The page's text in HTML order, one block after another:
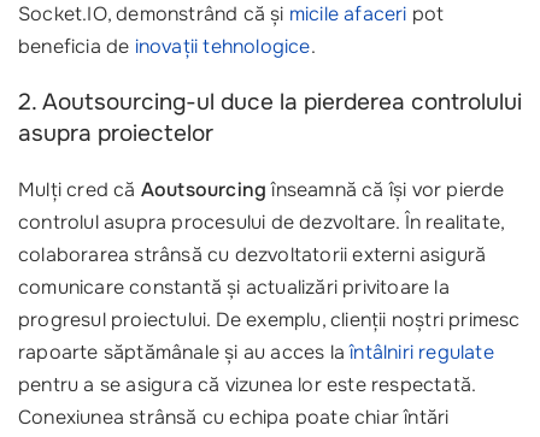
Socket.IO, demonstrând că și micile afaceri pot
beneficia de inovații tehnologice.
2. Aoutsourcing-ul duce la pierderea controlului
asupra proiectelor
Mulți cred că Aoutsourcingînseamnă că își vor pierde
controlul asupra procesului de dezvoltare. În realitate,
colaborarea strânsă cu dezvoltatorii externi asigură
comunicare constantă și actualizări privitoare la
progresul proiectului. De exemplu, clienții noștri primesc
rapoarte săptămânale și au acces laîntâlniri regulate
pentru a se asigura că vizunea lor este respectată.
Conexiunea strânsă cu echipa poate chiar întări